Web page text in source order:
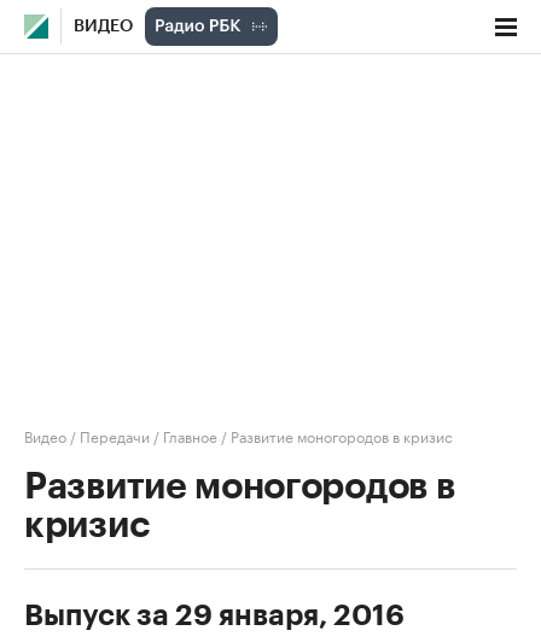
ВИДЕО
Видео / Передачи / Главное / Развитие моногородов в кризис
Развитие моногородов в
кризис
Выпуск за 29 января, 2016